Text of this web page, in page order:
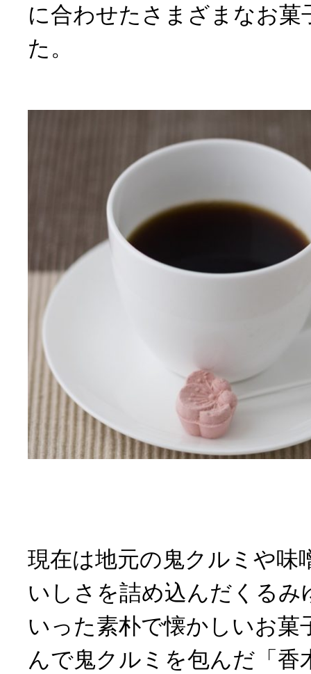
に合わせたさまざまなお菓
た。
現在は地元の鬼クルミや味
いしさを詰め込んだくるみ
いった素朴で懐かしいお菓
んで鬼クルミを包んだ「